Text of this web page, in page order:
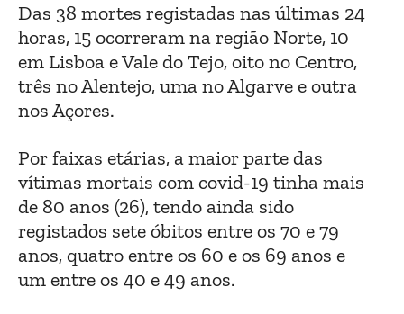
Das 38 mortes registadas nas últimas 24
horas, 15 ocorreram na região Norte, 10
em Lisboa e Vale do Tejo, oito no Centro,
três no Alentejo, uma no Algarve e outra
nos Açores.
Por faixas etárias, a maior parte das
vítimas mortais com covid-19 tinha mais
de 80 anos (26), tendo ainda sido
registados sete óbitos entre os 70 e 79
anos, quatro entre os 60 e os 69 anos e
um entre os 40 e 49 anos.